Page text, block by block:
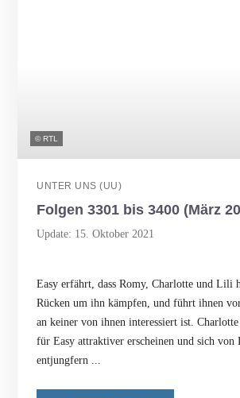
© RTL
UNTER UNS (UU)
Folgen 3301 bis 3400 (März 2008 bis
Update: 15. Oktober 2021
Easy erfährt, dass Romy, Charlotte und Lili
Rücken um ihn kämpfen, und führt ihnen
an keiner von ihnen interessiert ist.
für Easy attraktiver erscheinen und sich von
entjungfern ...